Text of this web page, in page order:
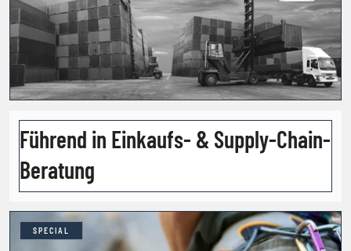
Führend in Einkaufs- & Supply-Chain-
Beratung
SPECIAL